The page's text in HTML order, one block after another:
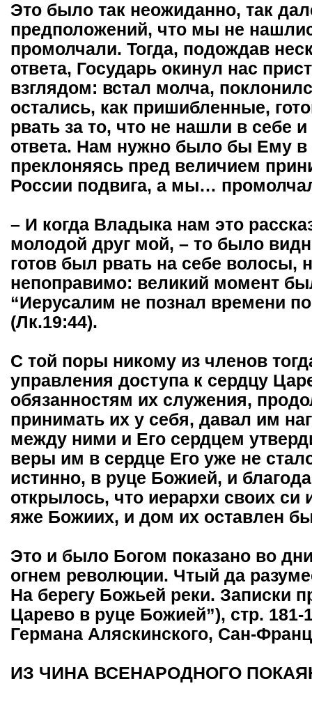
Это было так неожиданно, так
предположений, что мы не
промолчали. Тогда, подождав
ответа, Государь окинул нас
взглядом: встал молча,
остались, как пришибленные,
рвать за то, что не нашли в себе
ответа. Нам нужно было бы Ему в
преклоняясь пред величием
России подвига, а мы…
– И когда Владыка нам это
молодой друг мой, – то было
готов был рвать на себе волосы,
непоправимо: великий момент
“Иерусалим не познал времени
(Лк.19:44).
С той поры никому из членов
управления доступа к сердцу
обязанностям их служения,
принимать их у себя, давал им
между ними и Его сердцем
веры им в сердце Его уже не
истинно, в руце Божией, и
открылось, что иерархи своих си
яже Божиих, и дом их оставлен
Это и было Богом показано во
огнем революции. Чтый да
На берегу Божьей реки. Записки
Царево в руце Божией”), стр. 181-
Германа Аляскинского, Сан-
ИЗ ЧИНА ВСЕНАРОДНОГО